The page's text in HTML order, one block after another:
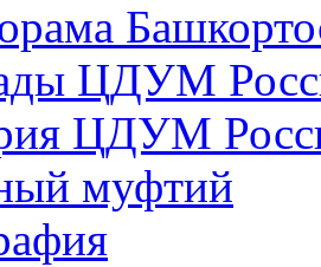
ЦДУМ
ЦДУМ
муфтий